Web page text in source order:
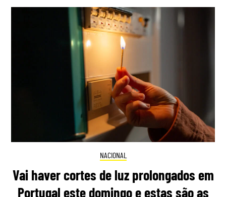
NACIONAL
Vai haver cortes de luz prolongados em
Portugal este domingo e estas são as